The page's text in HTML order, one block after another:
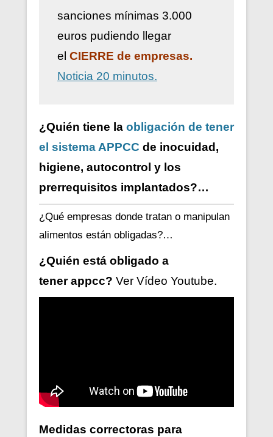
sanciones mínimas 3.000
euros pudiendo llegar
el CIERRE de empresas.
Noticia 20 minutos.
¿Quién tiene la obligación de tener
el sistema APPCC de inocuidad,
higiene, autocontrol y los
prerrequisitos implantados?…
¿Qué empresas donde tratan o manipulan
alimentos están obligadas?…
¿Quién está obligado a
tenerappcc? Ver Vídeo Youtube.
Medidas correctoras para